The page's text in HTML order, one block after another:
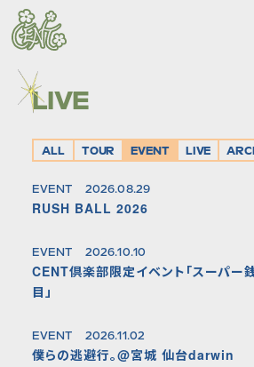
LIVE
ALL TOUR EVENT LIVE
EVENT 2026.08.29
RUSH BALL 2026
EVENT 2026.10.10
CENT倶楽部限定イベント「スーパー
目」
EVENT 2026.11.02
僕らの逃避行。@宮城 仙台darwin